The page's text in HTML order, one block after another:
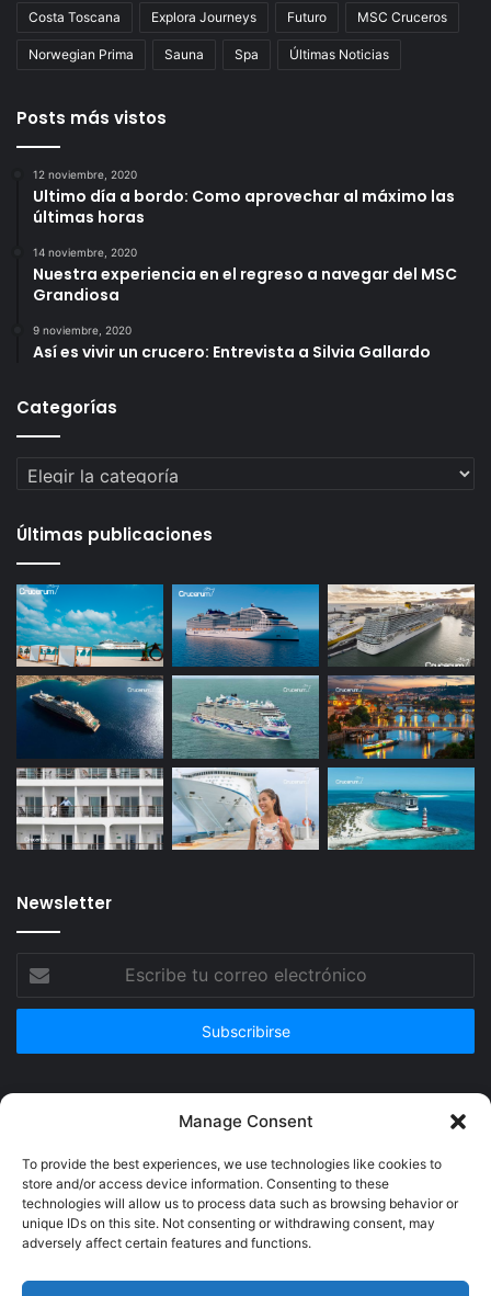
Manage Consent
To provide the best experiences, we use technologies like cookies to
store and/or access device information. Consenting to these
technologies will allow us to process data such as browsing behavior or
unique IDs on this site. Not consenting or withdrawing consent, may
adversely affect certain features and functions.
Costa Toscana Explora Journeys Futuro MSC Cruceros
Norwegian Prima Sauna Spa Últimas Noticias
Posts más vistos
12 noviembre, 2020
Ultimo día a bordo: Como aprovechar al máximo las
últimas horas
14 noviembre, 2020
Nuestra experiencia en el regreso a navegar del MSC
Grandiosa
9 noviembre, 2020
Así es vivir un crucero: Entrevista a Silvia Gallardo
Categorías
Categorías
Últimas publicaciones
Newsletter
correo